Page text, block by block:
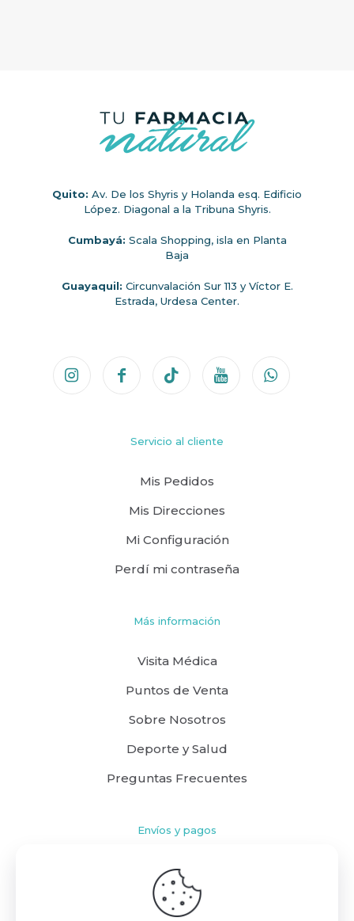
Quito: Av. De los Shyris y Holanda esq. Edificio
López. Diagonal a la Tribuna Shyris.
Cumbayá: Scala Shopping, isla en Planta
Baja
Guayaquil: Circunvalación Sur 113 y Víctor E.
Estrada, Urdesa Center.
Servicio al cliente
Mis Pedidos
Mis Direcciones
Mi Configuración
Perdí mi contraseña
Más información
Visita Médica
Puntos de Venta
Sobre Nosotros
Deporte y Salud
Preguntas Frecuentes
Envíos y pagos
Cómo comprar
Políticas de Envío